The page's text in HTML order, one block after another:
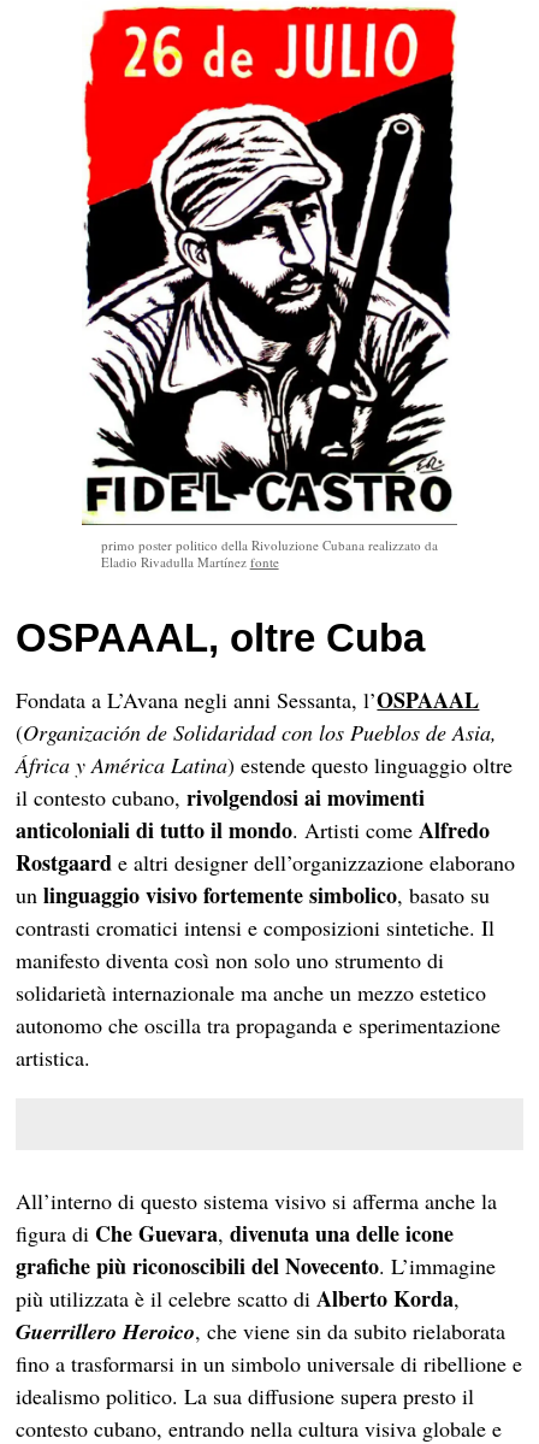
primo poster politico della Rivoluzione Cubana realizzato da
Eladio Rivadulla Martínez fonte
OSPAAAL, oltre Cuba
Fondata a L’Avana negli anni Sessanta, l’OSPAAAL
(Organización de Solidaridad con los Pueblos de Asia,
África y América Latina) estende questo linguaggio oltre
il contesto cubano,rivolgendosi ai movimenti
anticoloniali di tutto il mondo. Artisti comeAlfredo
Rostgaard e altri designer dell’organizzazione elaborano
unlinguaggio visivo fortemente simbolico, basato su
contrasti cromatici intensi e composizioni sintetiche. Il
manifesto diventa così non solo uno strumento di
solidarietà internazionale ma anche un mezzo estetico
autonomo che oscilla tra propaganda e sperimentazione
artistica.
All’interno di questo sistema visivo si afferma anche la
figura di Che Guevara,divenuta una delle icone
grafiche più riconoscibili del Novecento. L’immagine
più utilizzata è il celebre scatto di Alberto Korda,
Guerrillero Heroico, che viene sin da subito rielaborata
fino a trasformarsi in un simbolo universale di ribellione e
idealismo politico. La sua diffusione supera presto il
contesto cubano, entrando nella cultura visiva globale e